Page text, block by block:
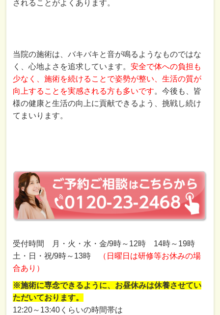
されることがよくあります。
当院の施術は、バキバキと音が鳴るようなものではな
く、心地よさを追求しています。安全で体への負担も
少なく、施術を続けることで姿勢が整い、生活の質が
向上することを実感される方も多いです。今後も、皆
様の健康と生活の向上に貢献できるよう、挑戦し続け
てまいります。
受付時間 月・火・水・金/9時～12時 14時～19時
土・日・祝/9時～13時
（日曜日は研修等お休みの場
合あり）
※施術に専念できるように、お昼休みは休養させてい
ただいております。
12:20～13:40くらいの時間帯は